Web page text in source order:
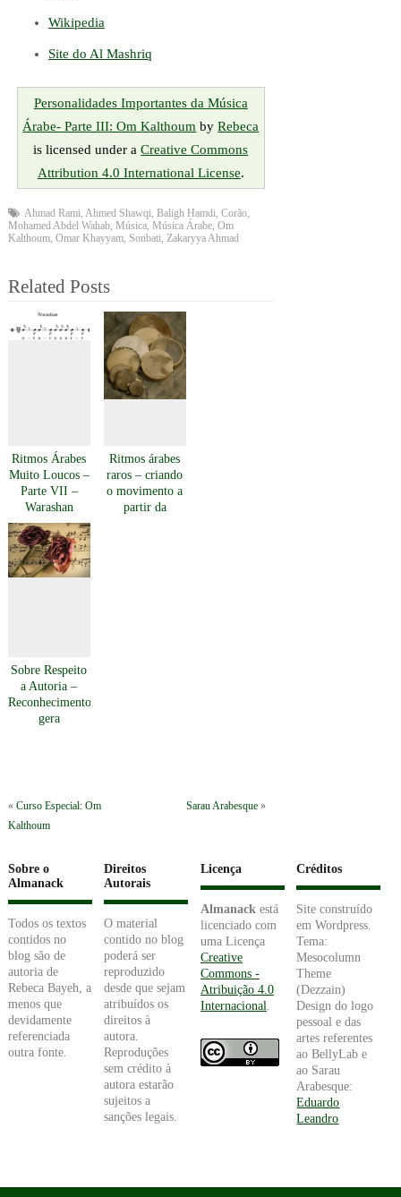
Wikipedia
Site do Al Mashriq
Personalidades Importantes da Música
Árabe- Parte III: Om Kalthoum byRebeca
is licensed under aCreative Commons
Attribution 4.0 International License.
Ahmad Rami, Ahmed Shawqi, Baligh Hamdi, Corão,
Mohamed Abdel Wahab, Música, Música Árabe, Om
Kalthoum, Omar Khayyam, Sonbati, Zakaryya Ahmad
Related Posts
Ritmos Árabes
Muito Loucos –
Parte VII –
Warashan
Ritmos árabes
raros – criando
o movimento a
partir da
Sobre Respeito
a Autoria –
Reconhecimento
gera
« Curso Especial: Om
Kalthoum
Sarau Arabesque»
Sobre o
Almanack
Todos os textos
contidos no
blog são de
autoria de
Rebeca Bayeh, a
menos que
devidamente
referenciada
outra fonte.
Direitos
Autorais
O material
contido no blog
poderá ser
reproduzido
desde que sejam
atribuídos os
direitos à
autora.
Reproduções
sem crédito à
autora estarão
sujeitos a
sanções legais.
Licença
Almanackestá
licenciado com
uma Licença
Creative
Commons -
Atribuição 4.0
Internacional.
Créditos
Site construído
em Wordpress.
Tema:
Mesocolumn
Theme
(Dezzain)
Design do logo
pessoal e das
artes referentes
ao BellyLab e
ao Sarau
Arabesque:
Eduardo
Leandro